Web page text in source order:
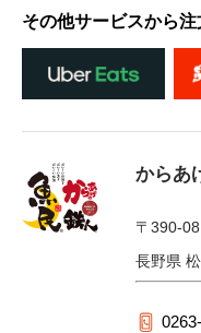
その他サービスから注
からあ
〒390-
長野県